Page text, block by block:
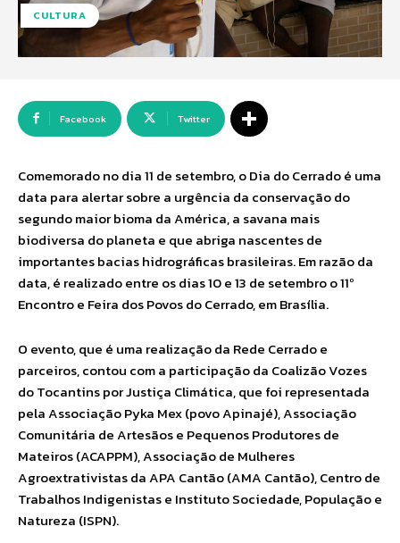
CULTURA
Facebook Twitter
Comemorado no dia 11 de setembro, o Dia do Cerrado é uma
data para alertar sobre a urgência da conservação do
segundo maior bioma da América, a savana mais
biodiversa do planeta e que abriga nascentes de
importantes bacias hidrográficas brasileiras. Em razão da
data, é realizado entre os dias 10 e 13 de setembro o 11º
Encontro e Feira dos Povos do Cerrado, em Brasília.
O evento, que é uma realização da Rede Cerrado e
parceiros, contou com a participação da Coalizão Vozes
do Tocantins por Justiça Climática, que foi representada
pela Associação Pyka Mex (povo Apinajé), Associação
Comunitária de Artesãos e Pequenos Produtores de
Mateiros (ACAPPM), Associação de Mulheres
Agroextrativistas da APA Cantão (AMA Cantão), Centro de
Trabalhos Indigenistas e Instituto Sociedade, População e
Natureza (ISPN).